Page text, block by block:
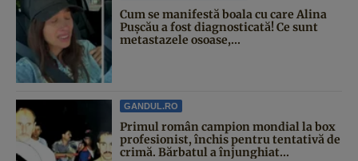
Cum se manifestă boala cu care Alina
Pușcău a fost diagnosticată! Ce sunt
metastazele osoase,...
GANDUL.RO
Primul român campion mondial la box
profesionist, închis pentru tentativă de
crimă. Bărbatul a înjunghiat...